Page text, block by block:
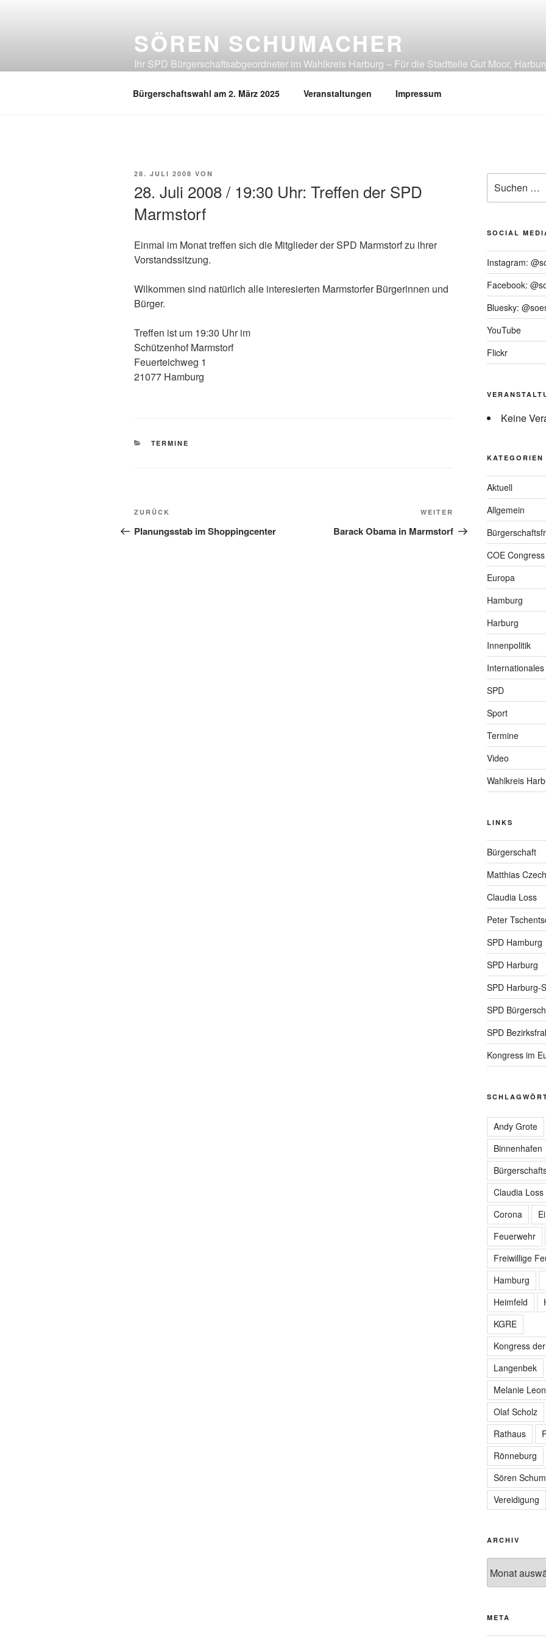
SÖREN SCHUMACHER
Ihr SPD Bürgerschaftsabgeordneter im Wahlkreis Harburg – Für die Stadtteile Gut Moor,
Bürgerschaftswahl am 2. März 2025 Veranstaltungen Impressum
VERÖFFENTLICHT
28. JULI 2008 VON
28. Juli 2008 / 19:30 Uhr: Treffen der SPD
Marmstorf
Einmal im Monat treffen sich die Mitglieder der SPD Marmstorf zu ihrer
Vorstandssitzung.
Wilkommen sind natürlich alle interesierten Marmstorfer Bürgerinnen und
Bürger.
Treffen ist um 19:30 Uhr im
Schützenhof Marmstorf
Feuerteichweg 1
21077 Hamburg
KATEGORIEN
TERMINE
Beitragsnavigation
Vorheriger
Beitrag
ZURÜCK
Planungsstab im Shoppingcenter
Nächster
Beitrag
WEITER
Barack Obama in Marmstorf
nach:
SOCIAL
Instagram:
Facebook:
Bluesky:
YouTube
Flickr
Keine
KATEGORIEN
Aktuell
Allgemein
COE Congress
Europa
Hamburg
Harburg
Innenpolitik
Internationales
SPD
Sport
Termine
Video
Wahlkreis
LINKS
Bürgerschaft
Matthias Czech
Claudia Loss
Peter
SPD Hamburg
SPD Harburg
SPD Harburg-
SPD
SPD
Kongress im
Andy Grote
Binnenhafen
Claudia Loss
Corona
Feuerwehr
Freiwillige
Hamburg
Heimfeld
KGRE
Kongress
Langenbek
Melanie
Olaf Scholz
Rathaus
Rönneburg
Sören
Vereidigung
ARCHIV
META